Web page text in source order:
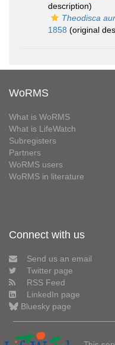
description)
Theodisca
1858 (original
WoRMS
What is WoRMS
What is LifeWatch
Subregisters
Partners
WoRMS users
WoRMS in literature
Connect with us
Send us an email
Twitter page
RSS Feed
LinkedIn page
Bluesky page